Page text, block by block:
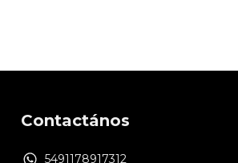
Contactános
5491178917312